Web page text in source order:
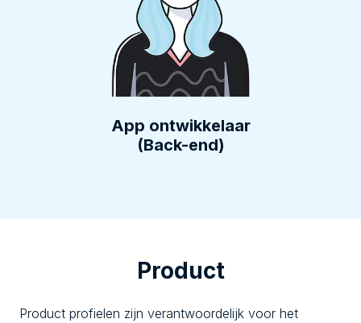
App ontwikkelaar
(Back-end)
Product
Product profielen zijn verantwoordelijk voor het